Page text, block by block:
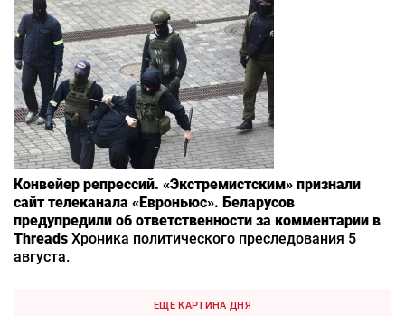
Конвейер репрессий. «Экстремистским» признали
сайт телеканала «Евроньюс». Беларусов
предупредили об ответственности за комментарии в
Threads Хроника политического преследования 5
августа.
ЕЩЕ КАРТИНА ДНЯ